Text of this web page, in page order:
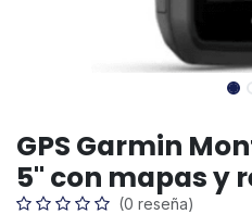
GPS Garmin
5" con mapas y
(0 reseña)